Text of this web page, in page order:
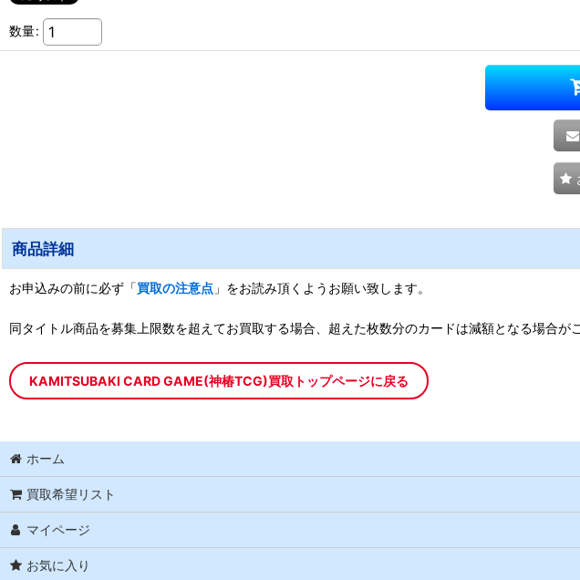
数量:
商品詳細
お申込みの前に必ず「買取の注意点 」をお読み頂くようお願い致します。
同タイトル商品を募集上限数を超えてお買取する場合、超えた枚数分のカードは減額となる場合が
KAMITSUBAKI CARD GAME(神椿TCG)買取トップページに戻る
ホーム
買取希望リスト
マイページ
お気に入り